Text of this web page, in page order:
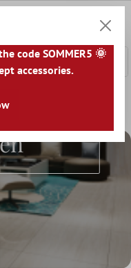
Alu Bordüren
code SOMMER5 🌞
accessories.